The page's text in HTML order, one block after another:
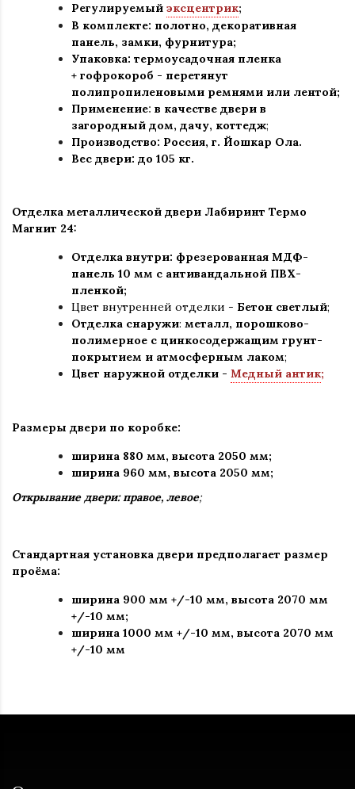
Регулируемый эксцентрик;
В комплекте: полотно, декоративная
панель, замки, фурнитура;
Упаковка: термоусадочная пленка
+ гофрокороб - перетянут
полипропиленовыми ремнями или лентой;
Применение: в качестве двери в
загородный дом, дачу, коттедж;
Производство: Россия, г. Йошкар Ола.
Вес двери: до 105 кг.
Отделка металлической двери Лабиринт Термо
Магнит 24:
Отделка внутри: фрезерованная МДФ-
панель 10 мм с антивандальной ПВХ-
пленкой;
Цвет внутренней отделки - Бетон светлый;
Отделка снаружи: металл, порошково-
полимерное c цинкосодержащим грунт-
покрытием и атмосферным лаком;
Цвет наружной отделки - Медный антик;
Размеры двери по коробке:
ширина 880 мм, высота 2050 мм;
ширина 960 мм, высота 2050 мм;
Открывание двери: правое, левое;
Стандартная установка двери предполагает размер
проёма:
ширина 900 мм +/-10 мм, высота 2070 мм
+/-10 мм;
ширина 1000 мм +/-10 мм, высота 2070 мм
+/-10 мм